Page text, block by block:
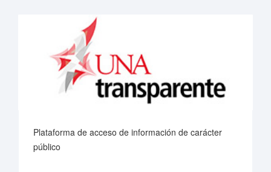
Plataforma de acceso de información de carácter
público